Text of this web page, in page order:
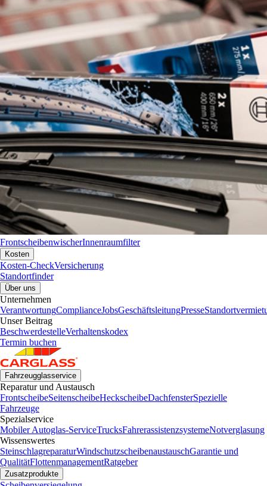
FrontscheibenwischerInnenraumfilter
Kosten
Kosten-CheckVersicherung
Standortfinder
Über uns
Unternehmen
VerantwortungComplianceJobsGeschäftsleitungPresse
Unser Beitrag
BeschwerdestelleVerhaltenskodex
Termin buchen
Fahrzeugglasservice
Reparatur und Austausch
FrontscheibeSeitenscheibeHeckscheibeDachfensterSpezielle
Fahrzeuge
Spezialservice
Mobiler Autoglas-ServiceTrucksFahrerassistenzsystemeNotverglasung
Wissenswertes
SteinschlagreparaturWindschutzscheibenaustauschGarantie und
QualitätFlottenmanagementRatgeber
Zusatzprodukte